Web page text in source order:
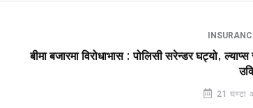
बीमा बजारमा विरोधाभास : पोलिसी सरेन्डर घट्यो,
21 घण्टा